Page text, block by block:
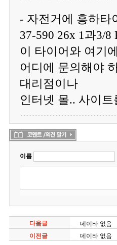
- 자전거에 흥하타
37-590 26x 1과3/
이 타이어와 여기
어디에 문의해야
대리점이나
인터넷 몰.. 사이
이름
다음글
데이타 없음
이전글
데이타 없음